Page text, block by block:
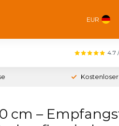
EUR
4.7
cm –